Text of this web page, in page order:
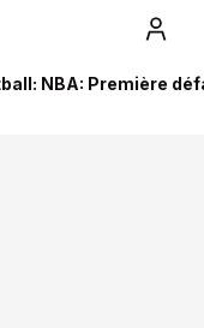
NBA: Première